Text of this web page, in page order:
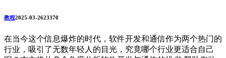
教程2025-03-2623370
在当今这个信息爆炸的时代，软件开发和通信作为两个热门的
行业，吸引了无数年轻人的目光，究竟哪个行业更适合自己